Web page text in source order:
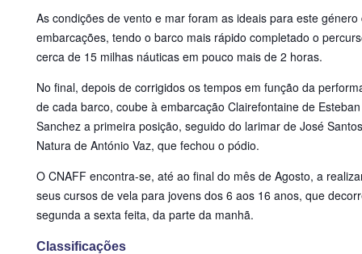
As condições de vento e mar foram as ideais para este género
embarcações, tendo o barco mais rápido completado o
cerca de 15 milhas náuticas em pouco mais de 2 horas.
No final, depois de corrigidos os tempos em função da
de cada barco, coube à embarcação Clairefontaine de Esteban
Sanchez a primeira posição, seguido do larimar de José
Natura de António Vaz, que fechou o pódio.
O CNAFF encontra-se, até ao final do mês de Agosto, a
seus cursos de vela para jovens dos 6 aos 16 anos, que
segunda a sexta feita, da parte da manhã.
Classificações